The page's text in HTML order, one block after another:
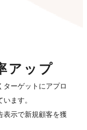
アップ
ターゲットにアプロ
ます。
表示で新規顧客を獲